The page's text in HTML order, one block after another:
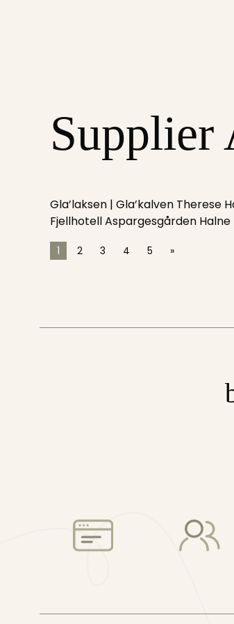
Supplier
Gla’laksen | Gla’kalven
Fjellhotell Aspargesgården
1 2 3 4 5 »